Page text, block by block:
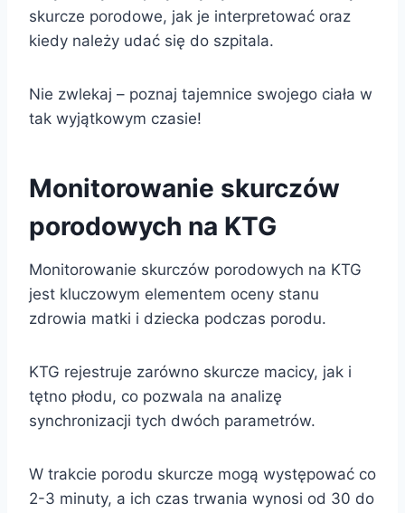
skurcze porodowe, jak je interpretować oraz
kiedy należy udać się do szpitala.
Nie zwlekaj – poznaj tajemnice swojego ciała w
tak wyjątkowym czasie!
Monitorowanie skurczów
porodowych na KTG
Monitorowanie skurczów porodowych na KTG
jest kluczowym elementem oceny stanu
zdrowia matki i dziecka podczas porodu.
KTG rejestruje zarówno skurcze macicy, jak i
tętno płodu, co pozwala na analizę
synchronizacji tych dwóch parametrów.
W trakcie porodu skurcze mogą występować co
2-3 minuty, a ich czas trwania wynosi od 30 do